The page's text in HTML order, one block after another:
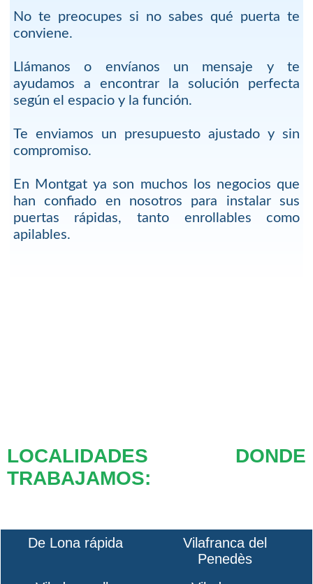
No te preocupes si no sabes qué puerta te
conviene.
Llámanos o envíanos un mensaje y te
ayudamos a encontrar la solución perfecta
según el espacio y la función.
Te enviamos un presupuesto ajustado y sin
compromiso.
En Montgat ya son muchos los negocios que
han confiado en nosotros para instalar sus
puertas rápidas, tanto enrollables como
apilables.
LOCALIDADES DONDE
TRABAJAMOS:
De Lona rápida
Vilafranca del
Penedès